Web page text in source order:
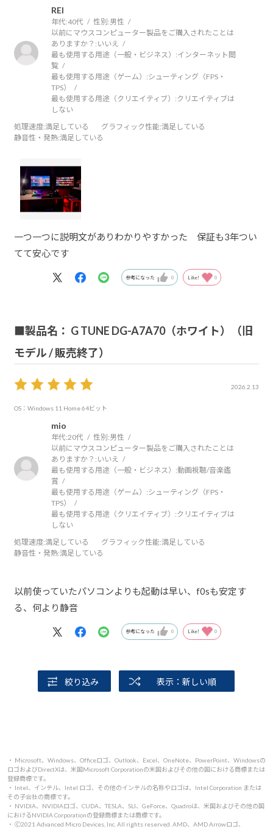
REI
年代:40代 性別:男性
以前にマウスコンピューター製品をご購入されたことは
ありますか？: いいえ
最も使用する用途（一般・ビジネス）:インターネット閲
覧
最も使用する用途（ゲーム）:シューティング（FPS・
TPS）
最も使用する用途（クリエイティブ）:クリエイティブは
しない
処理速度:満足している グラフィック性能:満足している
静音性・発熱:満足している
一つ一つに説明文がありわかりやすかった 保証も3年つい
てて安心です
参考になった 0 Like! 0
■製品名： G TUNE DG-A7A70（ホワイト）（旧
モデル / 販売終了）
2026.2.13
OS：Windows 11 Home 64ビット
mio
年代:20代 性別:男性
以前にマウスコンピューター製品をご購入されたことは
ありますか？: いいえ
最も使用する用途（一般・ビジネス）:動画視聴/音楽鑑
賞
最も使用する用途（ゲーム）:シューティング（FPS・
TPS）
最も使用する用途（クリエイティブ）:クリエイティブは
しない
処理速度:満足している グラフィック性能:満足している
静音性・発熱:満足している
以前使っていたパソコンよりも起動は早い、f0sも安定す
る、何より静音
参考になった 0 Like! 0
絞り込み 表示：新しい順
・ Microsoft、Windows、Officeロゴ、Outlook、Excel、OneNote、PowerPoint、Windowsの
ロゴおよびDirectXは、米国Microsoft Corporationの米国およびその他の国における商標または
登録商標です。
・ Intel、インテル、Intel ロゴ、その他のインテルの名称やロゴは、Intel Corporation または
その子会社の商標です。
・ NVIDIA、NVIDIAロゴ、CUDA、TESLA、SLI、GeForce、Quadroは、米国およびその他の国
におけるNVIDIA Corporationの登録商標または商標です。
・ 🄫2021 Advanced Micro Devices, Inc. All rights reserved. AMD、AMD Arrowロゴ、